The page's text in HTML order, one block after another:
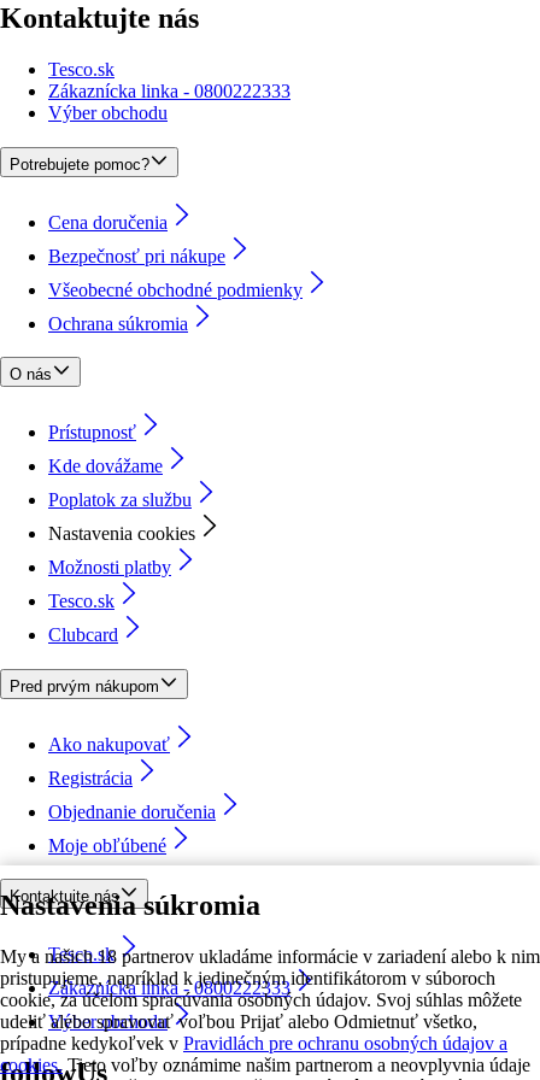
Nastavenia súkromia
My a našich 18 partnerov ukladáme informácie v zariadení alebo k nim
pristupujeme, napríklad k jedinečným identifikátorom v súboroch
cookie, za účelom spracúvania osobných údajov. Svoj súhlas môžete
udeliť alebo spravovať voľbou Prijať alebo Odmietnuť všetko,
prípadne kedykoľvek v Pravidlách pre ochranu osobných údajov a
cookies. Tieto voľby oznámime našim partnerom a neovplyvnia údaje
Kontaktujte nás
Tesco.sk
Zákaznícka linka - 0800222333
Výber obchodu
Potrebujete pomoc?
Cena doručenia
Bezpečnosť pri nákupe
Všeobecné obchodné podmienky
Ochrana súkromia
O nás
Prístupnosť
Kde dovážame
Poplatok za službu
Nastavenia cookies
Možnosti platby
Tesco.sk
Clubcard
Pred prvým nákupom
Ako nakupovať
Registrácia
Objednanie doručenia
Moje obľúbené
Kontaktujte nás
Tesco.sk
Zákaznícka linka - 0800222333
Výber obchodu
followUs